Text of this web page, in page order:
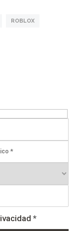
ROBLOX
*